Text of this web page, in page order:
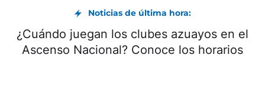
Noticias de última hora:
¿Cuándo juegan los clubes azuayos en el
Ascenso Nacional? Conoce los horarios